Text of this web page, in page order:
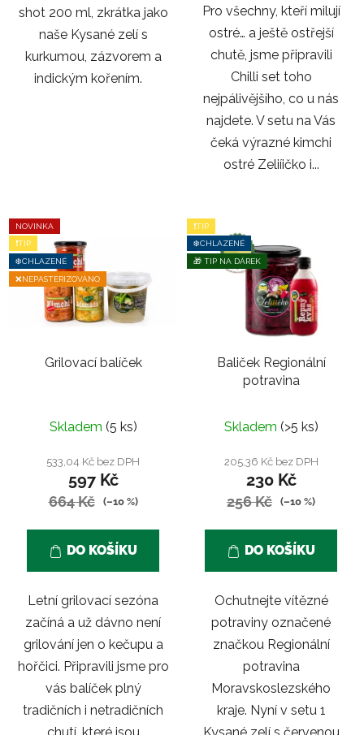
shot 200 ml, zkrátka jako
naše Kysané zelí s
kurkumou, zázvorem a
indickým kořením.
Pro všechny, kteří milují
ostré… a ještě ostřejší
chutě, jsme připravili
Chilli set toho
nejpálivějšího, co u nás
najdete. V setu na Vás
čeká výrazné kimchi
ostré Zeliíičko i...
NOVINKA
❗TIP
❄️CHLAZENÉ
❌NEPASTERIZOVÁNO
Grilovací balíček
Skladem (5 ks)
533,04 Kč bez DPH
597 Kč
664 Kč (–10 %)
DO KOŠÍKU
Letní grilovací sezóna
začíná a už dávno není
grilování jen o kečupu a
hořčici. Připravili jsme pro
vás balíček plný
tradičních i netradičních
❗TIP
❄️CHLAZENÉ
🎁 TIP NA DÁREK
Baliček Regionální
potravina
Skladem (>5 ks)
205,36 Kč bez DPH
230 Kč
256 Kč (–10 %)
DO KOŠÍKU
Ochutnejte vítězné
potraviny označené
značkou Regionální
potravina
Moravskoslezského
kraje. Nyní v setu 1